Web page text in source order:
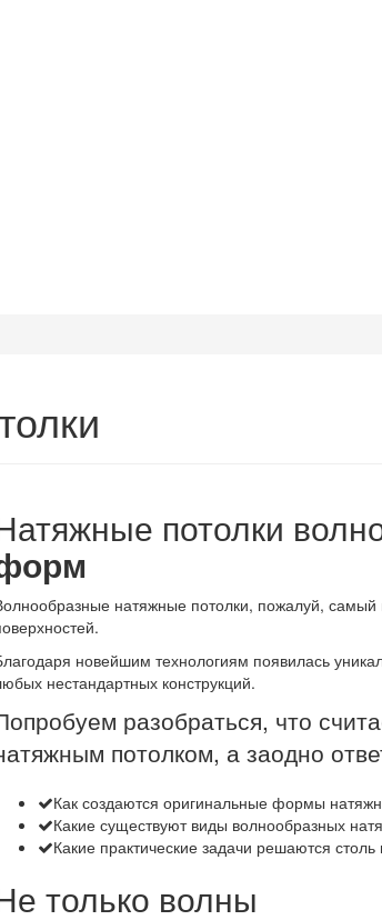
потолки
натяжные потолки, пожалуй,
новейшим технологиям появилась
нестандартных конструкций.
разобраться, что
потолком, а заодно
Как создаются оригинальные формы
Какие существуют виды волнообразных
Какие практические задачи решаются
только волны